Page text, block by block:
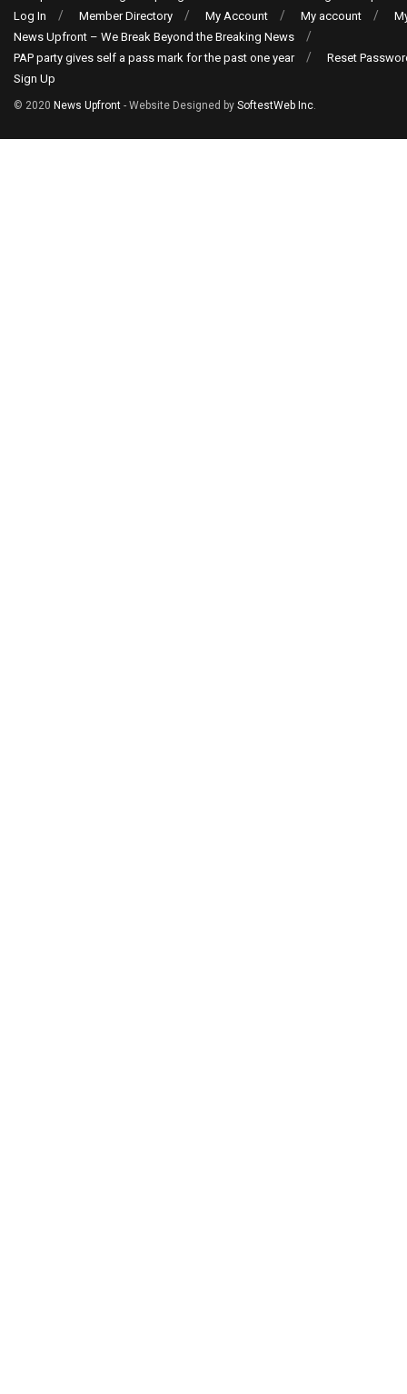
Log In
Member Directory My Account My account
News Upfront – We Break Beyond the Breaking News
PAP party gives self a pass mark for the past one year
Reset
Sign Up
© 2020 News Upfront - Website Designed by SoftestWeb Inc.